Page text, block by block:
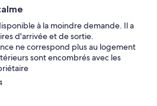
à la moindre demande. Il a
d'arrivée et de sortie.
ne correspond plus au logement
sont encombrés avec les
La maison manquait de
est resté sur la propriété
le weekend mais à su être discret